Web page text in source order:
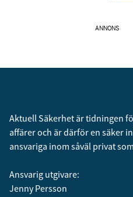
ANNONS
Aktuell Säkerhet är tidningen
affärer och är därför en säker
ansvariga inom såväl privat
Ansvarig utgivare:
Jenny Persson